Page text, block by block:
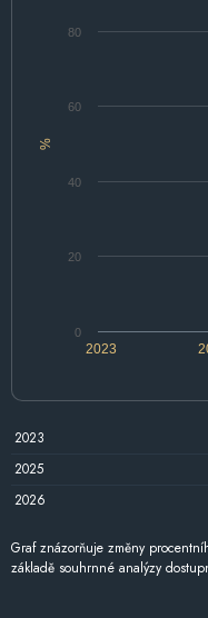
%
2023
0
20
40
60
80
2023
2025
2026
Graf znázorňuje změny
základě souhrnné analýzy